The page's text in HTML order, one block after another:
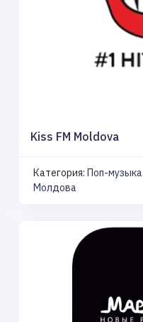
Kiss FM Moldova
Категория: Поп-музыка
Молдова